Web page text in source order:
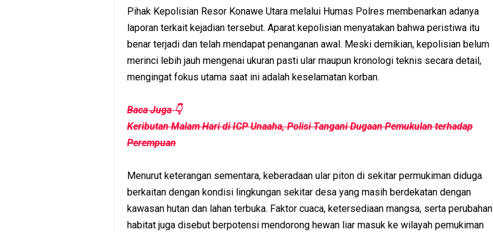
Pihak Kepolisian Resor Konawe Utara melalui Humas Polres membenarkan adanya
laporan terkait kejadian tersebut. Aparat kepolisian menyatakan bahwa peristiwa itu
benar terjadi dan telah mendapat penanganan awal. Meski demikian, kepolisian belum
merinci lebih jauh mengenai ukuran pasti ular maupun kronologi teknis secara detail,
mengingat fokus utama saat ini adalah keselamatan korban.
Baca Juga 👇
Keributan Malam Hari di ICP Unaaha, Polisi Tangani Dugaan Pemukulan terhadap
Perempuan
Menurut keterangan sementara, keberadaan ular piton di sekitar permukiman diduga
berkaitan dengan kondisi lingkungan sekitar desa yang masih berdekatan dengan
kawasan hutan dan lahan terbuka. Faktor cuaca, ketersediaan mangsa, serta perubahan
habitat juga disebut berpotensi mendorong hewan liar masuk ke wilayah pemukiman